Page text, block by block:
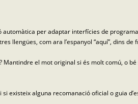
per adaptar interfícies de
llengües, com ara l’espanyol “aquí”, dins de
Mantindre el mot original si és molt comú, o
existeix alguna recomanació oficial o guia